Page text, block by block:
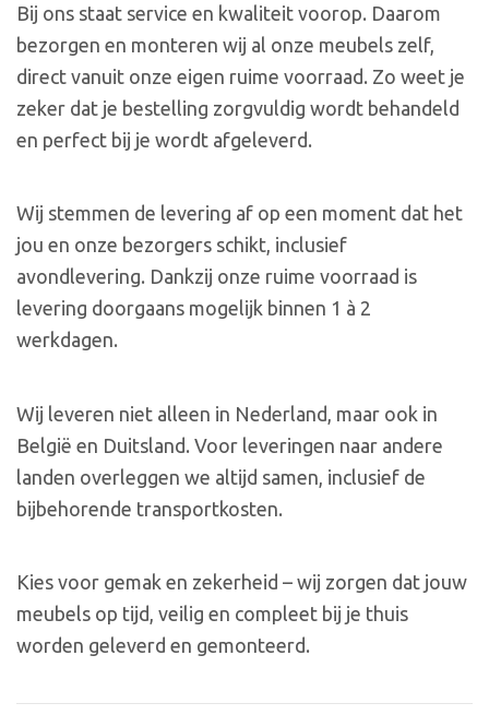
Bij ons staat service en kwaliteit voorop. Daarom
bezorgen en monteren wij al onze meubels zelf,
direct vanuit onze eigen ruime voorraad. Zo weet je
zeker dat je bestelling zorgvuldig wordt behandeld
en perfect bij je wordt afgeleverd.
Wij stemmen de levering af op een moment dat het
jou en onze bezorgers schikt, inclusief
avondlevering. Dankzij onze ruime voorraad is
levering doorgaans mogelijk binnen 1 à 2
werkdagen.
Wij leveren niet alleen in Nederland, maar ook in
België en Duitsland. Voor leveringen naar andere
landen overleggen we altijd samen, inclusief de
bijbehorende transportkosten.
Kies voor gemak en zekerheid – wij zorgen dat jouw
meubels op tijd, veilig en compleet bij je thuis
worden geleverd en gemonteerd.